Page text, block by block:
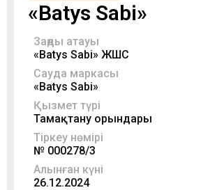
«Batys Sabi»
Заңды атауы
«Batys Sabi» ЖШС
Сауда маркасы
«Batys Sabi»
Қызмет түрі
Тамақтану орындары
Тіркеу нөмірі
№ 000278/3
Алынған күні
26.12.2024